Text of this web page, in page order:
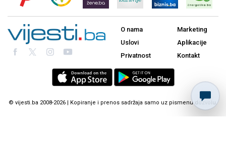
O nama
Uslovi
Privatnost
Marketing
Aplikacije
Kontakt
© vijesti.ba 2008-2026 | Kopiranje i prenos sadržaja samo uz pismenu dozvolu.